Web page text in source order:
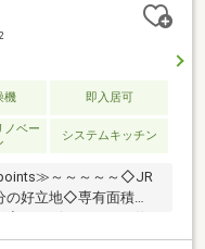
2
機 即入居可
ノベー
システムキッチン
～～～～～◇JR
の好立地◇専有面積
◇サービスルームは仕
・浴室等、水回り設備